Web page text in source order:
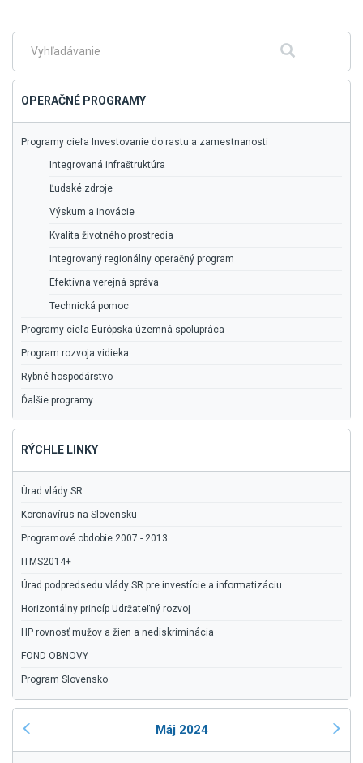
menuFulltextové
Hľadať
OPERAČNÉ PROGRAMY
Programy cieľa Investovanie do rastu a zamestnanosti
Integrovaná infraštruktúra
Ľudské zdroje
Výskum a inovácie
Kvalita životného prostredia
Integrovaný regionálny operačný program
Efektívna verejná správa
Technická pomoc
Programy cieľa Európska územná spolupráca
Program rozvoja vidieka
Rybné hospodárstvo
Ďalšie programy
RÝCHLE LINKY
Úrad vlády SR
Koronavírus na Slovensku
Programové obdobie 2007 - 2013
ITMS2014+
Úrad podpredsedu vlády SR pre investície a informatizáciu
Horizontálny princíp Udržateľný rozvoj
HP rovnosť mužov a žien a nediskriminácia
FOND OBNOVY
Program Slovensko
Máj 2024